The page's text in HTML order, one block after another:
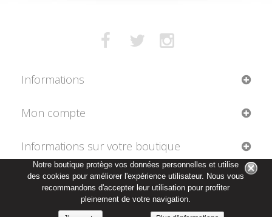
Notre boutique protège vos données personnelles et utilise
des cookies pour améliorer l'expérience utilisateur. Nous vous
recommandons d'accepter leur utilisation pour profiter
pleinement de votre navigation.
Informations
Mon compte
Informations sur votre boutique